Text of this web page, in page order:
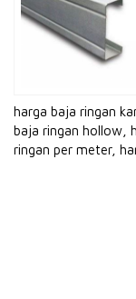
harga baja ringan
baja ringan hollow,
ringan per meter,